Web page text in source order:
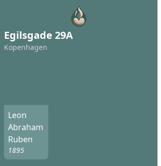
Egilsgade 29A
Kopenhagen
Leon
Abraham
Ruben
1895